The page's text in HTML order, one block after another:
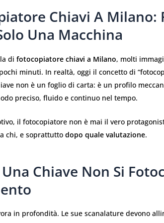
Chiavi A Milano:
Una Macchina
di fotocopiatore chiavi a Milano, molti
minuti. In realtà, oggi il concetto di
non è un foglio di carta: è un profilo
preciso, fluido e continuo nel tempo.
il fotocopiatore non è mai il vero
chi, e soprattutto dopo quale valutazione.
Chiave Non Si
in profondità. Le sue scanalature devono